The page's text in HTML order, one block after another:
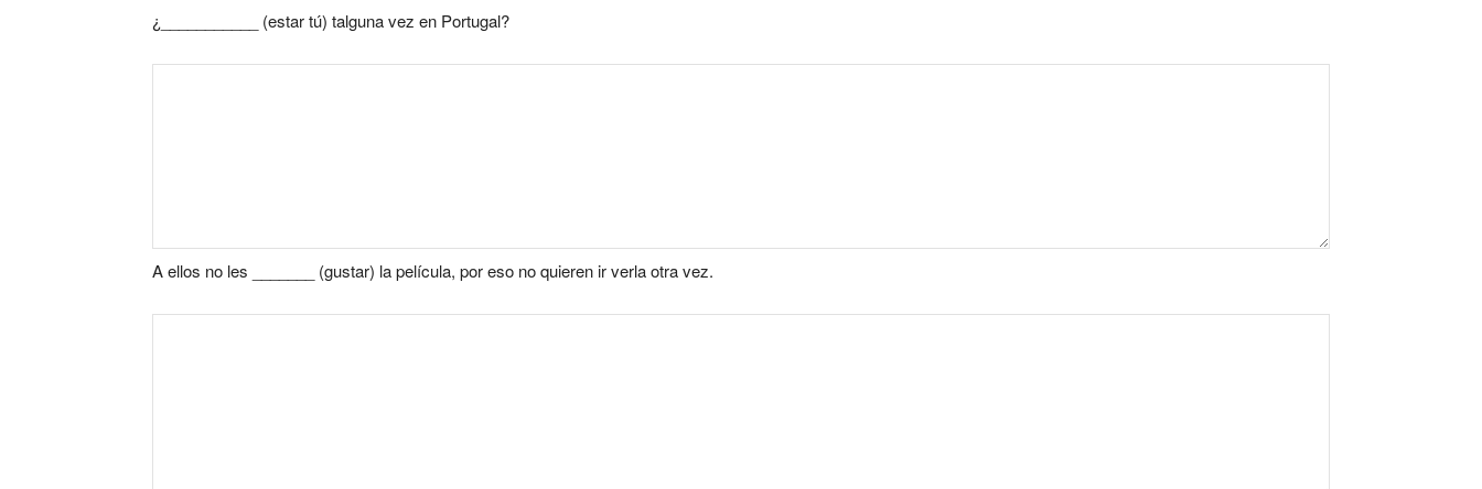
¿___________ (estar tú) talguna vez en Portugal?
A ellos no les _______ (gustar) la película, por eso no quieren ir verla otra vez.